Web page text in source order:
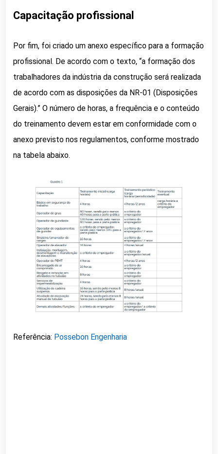
Capacitação profissional
Por fim, foi criado um anexo específico para a formação
profissional. De acordo com o texto, “a formação dos
trabalhadores da indústria da construção será realizada
de acordo com as disposições da NR-01 (Disposições
Gerais).” O número de horas, a frequência e o conteúdo
do treinamento devem estar em conformidade com o
anexo previsto nos regulamentos, conforme mostrado
na tabela abaixo.
Referência: Possebon Engenharia